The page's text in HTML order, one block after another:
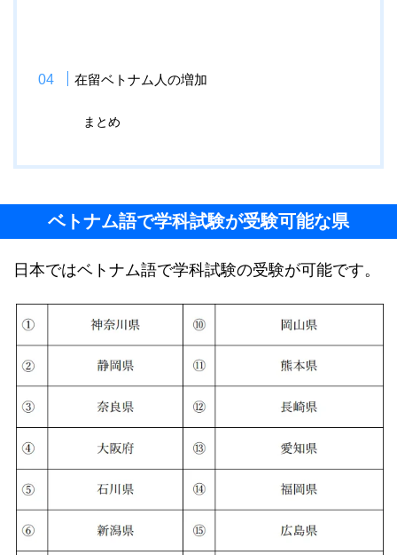
在留ベトナム人の増加
まとめ
ベトナム語で学科試験が受験可能な県
日本ではベトナム語で学科試験の受験が可能です。